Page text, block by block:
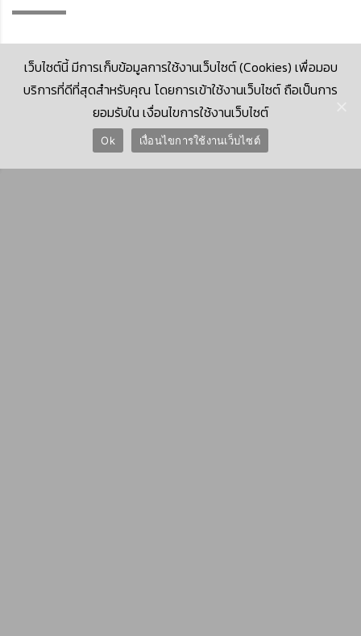
© 2026 Krungthai Computer Services Co., Ltd. (KTCS)
เว็บไซต์นี้ มีการเก็บข้อมูลการใช้งานเว็บไซต์ (Cookies) เพื่อมอบ
บริการที่ดีที่สุดสำหรับคุณ โดยการเข้าใช้งานเว็บไซต์ ถือเป็นการ
ยอมรับใน เงื่อนไขการใช้งานเว็บไซต์
Ok เงื่อนไขการใช้งานเว็บไซต์